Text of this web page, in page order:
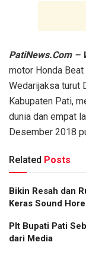
PatiNews.Com –
motor Honda
Wedarijaksa turut
Kabupaten Pati,
dunia dan empat
Desember 2018
Related Posts
Bikin Resah dan
Keras Sound
Plt Bupati Pati
dari Media